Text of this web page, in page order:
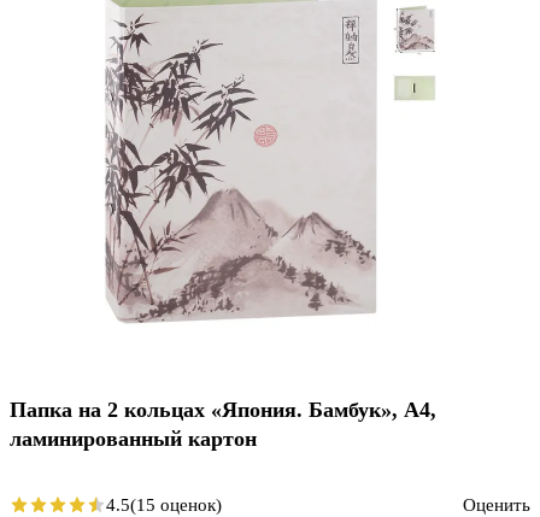
Папка на 2 кольцах «Япония. Бамбук», А4,
ламинированный картон
4.5(15 оценок)
Оценить